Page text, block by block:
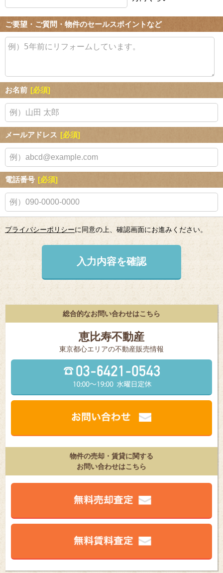
ご要望・ご質問・物件のセールスポイントなど
お名前 [必須]
メールアドレス [必須]
電話番号 [必須]
プライバシーポリシーに同意の上、確認画面にお進みください。
入力内容を確認
総合的なお問い合わせはこちら
恵比寿不動産
東京都⼼エリアの不動産販売情報
物件の売却・賃貸に関する
お問い合わせはこちら